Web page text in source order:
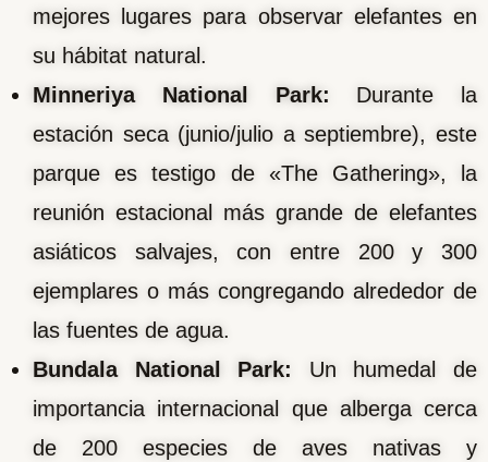
mejores lugares para observar elefantes en
su hábitat natural.
Minneriya National Park: Durante la
estación seca (junio/julio a septiembre), este
parque es testigo de «The Gathering», la
reunión estacional más grande de elefantes
asiáticos salvajes, con entre 200 y 300
ejemplares o más congregando alrededor de
las fuentes de agua.
Bundala National Park:
Un humedal de
importancia internacional que alberga cerca
de 200 especies de aves nativas y